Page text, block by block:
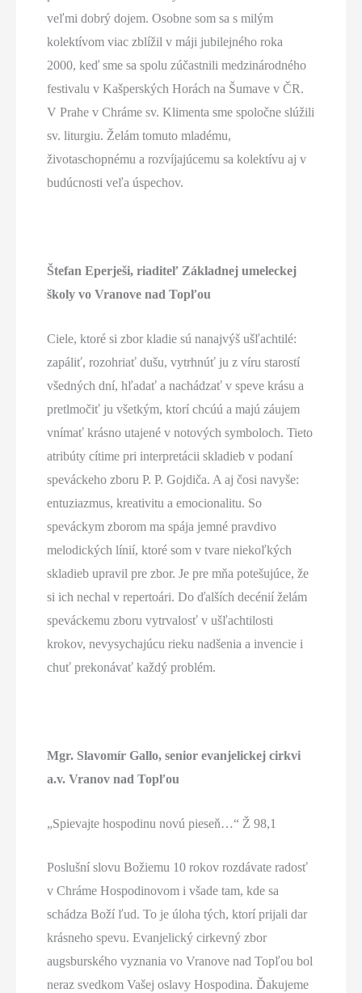
veľmi dobrý dojem. Osobne som sa s milým
kolektívom viac zblížil v máji jubilejného roka
2000, keď sme sa spolu zúčastnili medzinárodného
festivalu v Kašperských Horách na Šumave v ČR.
V Prahe v Chráme sv. Klimenta sme spoločne slúžili
sv. liturgiu. Želám tomuto mladému,
životaschopnému a rozvíjajúcemu sa kolektívu aj v
budúcnosti veľa úspechov.
Štefan Eperješi, riaditeľ Základnej umeleckej
školy vo Vranove nad Topľou
Ciele, ktoré si zbor kladie sú nanajvýš ušľachtilé:
zapáliť, rozohriať dušu, vytrhnúť ju z víru starostí
všedných dní, hľadať a nachádzať v speve krásu a
pretlmočiť ju všetkým, ktorí chcúú a majú záujem
vnímať krásno utajené v notových symboloch. Tieto
atribúty cítime pri interpretácii skladieb v podaní
speváckeho zboru P. P. Gojdiča. A aj čosi navyše:
entuziazmus, kreativitu a emocionalitu. So
speváckym zborom ma spája jemné pravdivo
melodických línií, ktoré som v tvare niekoľkých
skladieb upravil pre zbor. Je pre mňa potešujúce, že
si ich nechal v repertoári. Do ďalších decénií želám
speváckemu zboru vytrvalosť v ušľachtilosti
krokov, nevysychajúcu rieku nadšenia a invencie i
chuť prekonávať každý problém.
Mgr. Slavomír Gallo, senior evanjelickej cirkvi
a.v. Vranov nad Topľou
„Spievajte hospodinu novú pieseň…“ Ž 98,1
Poslušní slovu Božiemu 10 rokov rozdávate radosť
v Chráme Hospodinovom i všade tam, kde sa
schádza Boží ľud. To je úloha tých, ktorí prijali dar
krásneho spevu. Evanjelický cirkevný zbor
augsburského vyznania vo Vranove nad Topľou bol
neraz svedkom Vašej oslavy Hospodina. Ďakujeme